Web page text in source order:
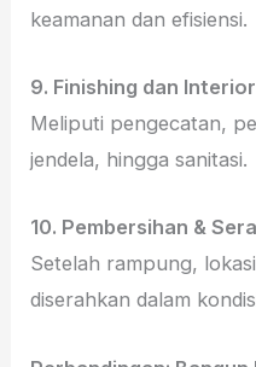
keamanan dan efisiensi.
9. Finishing dan Interior
Meliputi pengecatan,
jendela, hingga sanitasi.
10. Pembersihan &
Setelah rampung,
diserahkan dalam